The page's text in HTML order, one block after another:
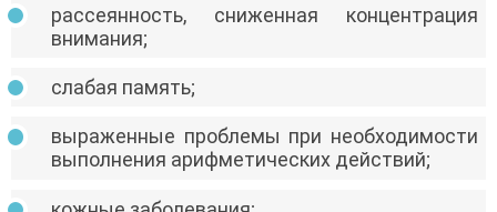
рассеянность, сниженная концентрация
внимания;
слабая память;
выраженные проблемы при необходимости
выполнения арифметических действий;